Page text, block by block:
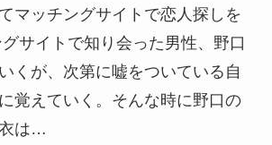
マッチングサイトで恋人探しを
サイトで知り会った男性、野口
くが、次第に嘘をついている自
覚えていく。そんな時に野口の
は…